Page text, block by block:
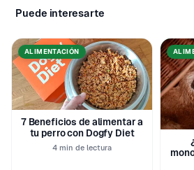
Puede interesarte
ALIMENTACIÓN
7 Beneficios de alimentar a
tu perro con Dogfy Diet
4 min de lectura